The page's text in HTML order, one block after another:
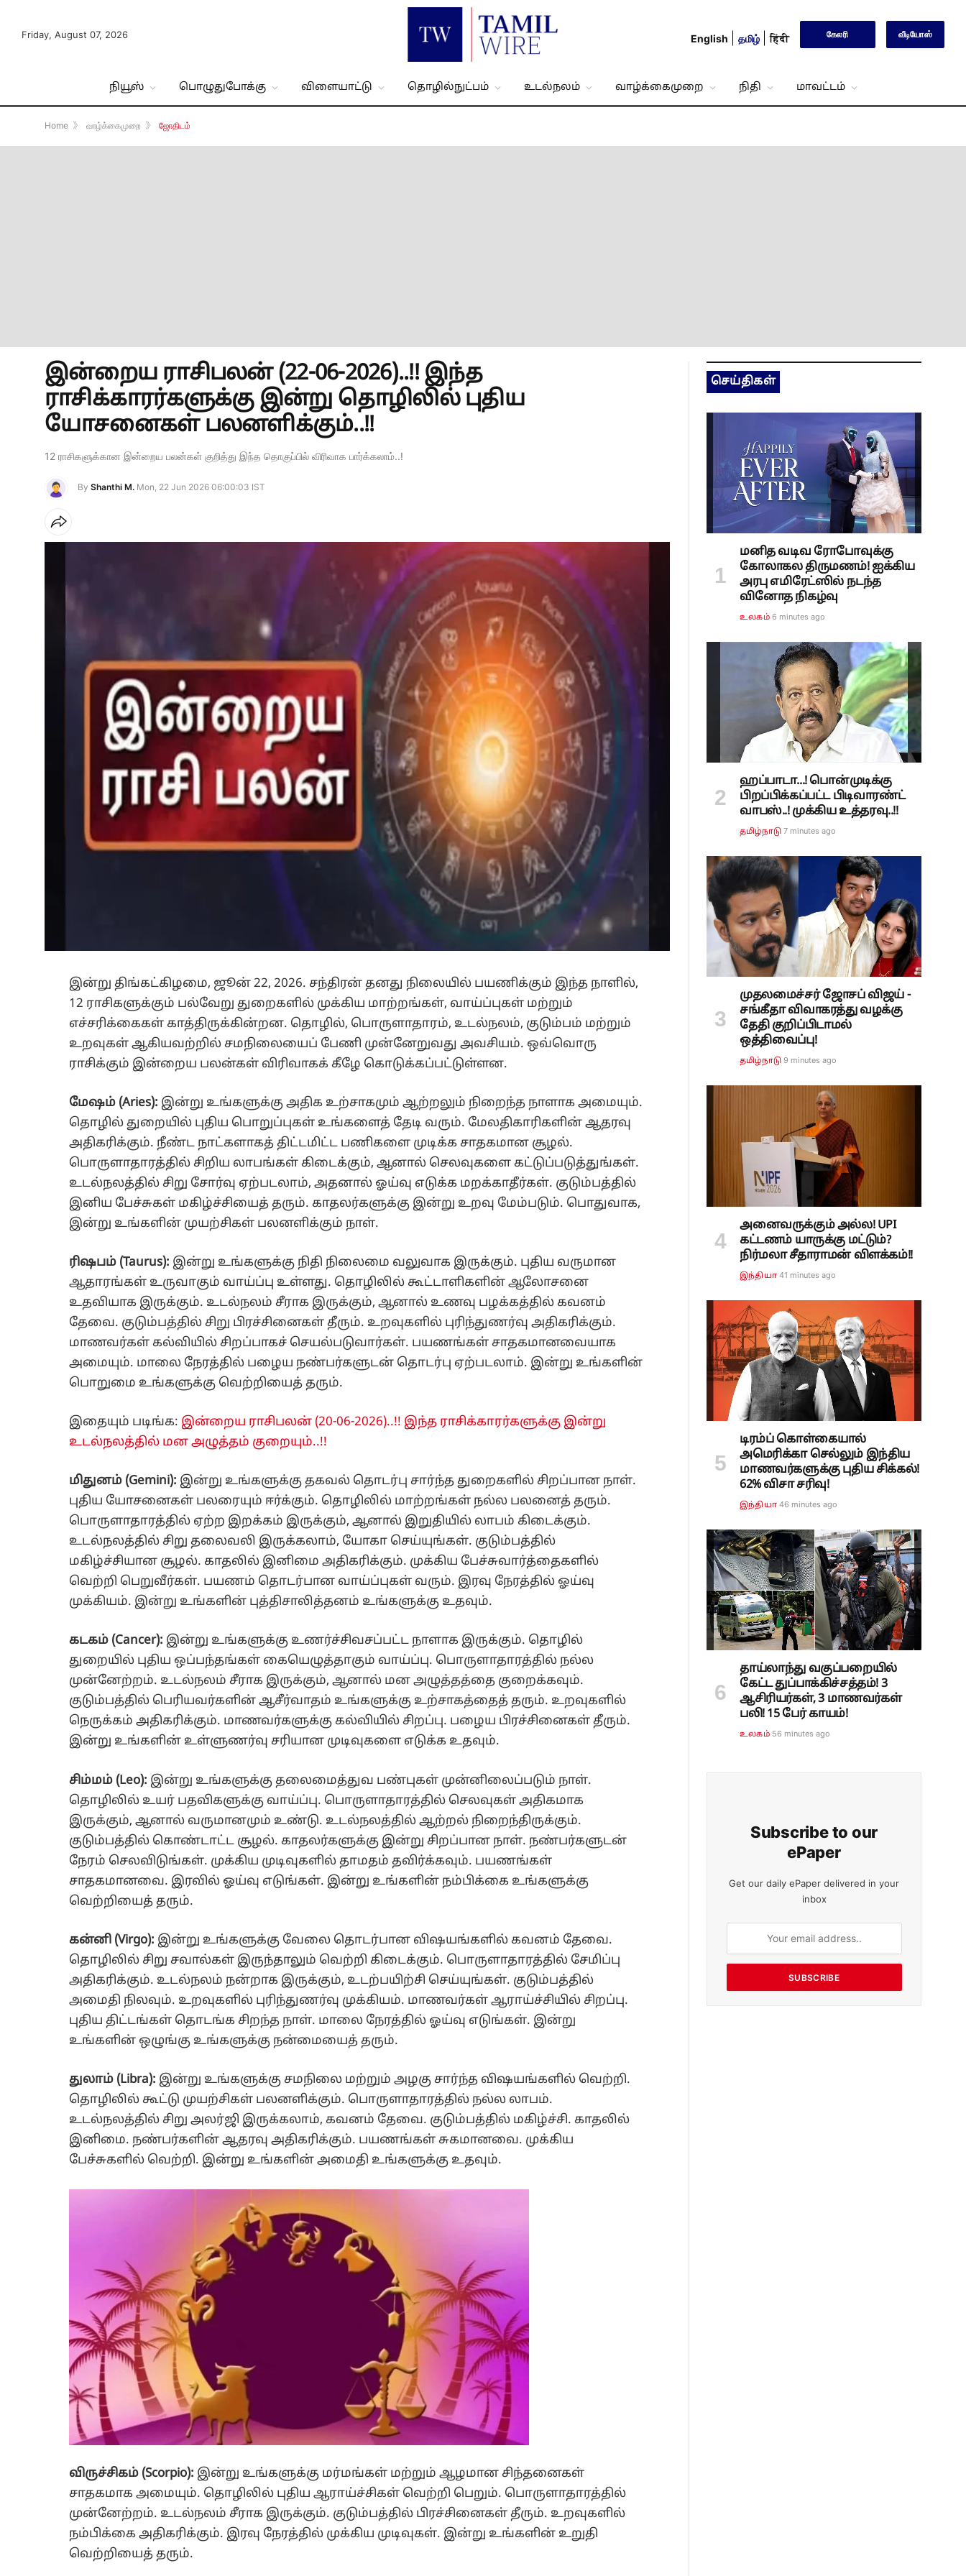
Friday, August 07, 2026 English தமிழ் हिंदी கேலரி வீடியோஸ்
நியூஸ் பொழுதுபோக்கு விளையாட்டு தொழில்நுட்பம் உடல்நலம் வாழ்க்கைமுறை நிதி மாவட்டம்
Home 》 வாழ்க்கைமுறை 》 ஜோதிடம்
இன்றைய ராசிபலன் (22-06-2026)..!! இந்த
ராசிக்காரர்களுக்கு இன்று தொழிலில் புதிய
யோசனைகள் பலனளிக்கும்..!!
12 ராசிகளுக்கான இன்றைய பலன்கள் குறித்து இந்த தொகுப்பில் விரிவாக பார்க்கலாம்..!
By Shanthi M. Mon, 22 Jun 2026 06:00:03 IST
இன்று திங்கட்கிழமை, ஜூன் 22, 2026. சந்திரன் தனது நிலையில் பயணிக்கும் இந்த நாளில்,
12 ராசிகளுக்கும் பல்வேறு துறைகளில் முக்கிய மாற்றங்கள், வாய்ப்புகள் மற்றும்
எச்சரிக்கைகள் காத்திருக்கின்றன. தொழில், பொருளாதாரம், உடல்நலம், குடும்பம் மற்றும்
உறவுகள் ஆகியவற்றில் சமநிலையைப் பேணி முன்னேறுவது அவசியம். ஒவ்வொரு
ராசிக்கும் இன்றைய பலன்கள் விரிவாகக் கீழே கொடுக்கப்பட்டுள்ளன.
மேஷம் (Aries): இன்று உங்களுக்கு அதிக உற்சாகமும் ஆற்றலும் நிறைந்த நாளாக அமையும்.
தொழில் துறையில் புதிய பொறுப்புகள் உங்களைத் தேடி வரும். மேலதிகாரிகளின் ஆதரவு
அதிகரிக்கும். நீண்ட நாட்களாகத் திட்டமிட்ட பணிகளை முடிக்க சாதகமான சூழல்.
பொருளாதாரத்தில் சிறிய லாபங்கள் கிடைக்கும், ஆனால் செலவுகளை கட்டுப்படுத்துங்கள்.
உடல்நலத்தில் சிறு சோர்வு ஏற்படலாம், அதனால் ஓய்வு எடுக்க மறக்காதீர்கள். குடும்பத்தில்
இனிய பேச்சுகள் மகிழ்ச்சியைத் தரும். காதலர்களுக்கு இன்று உறவு மேம்படும். பொதுவாக,
இன்று உங்களின் முயற்சிகள் பலனளிக்கும் நாள்.
ரிஷபம் (Taurus): இன்று உங்களுக்கு நிதி நிலைமை வலுவாக இருக்கும். புதிய வருமான
ஆதாரங்கள் உருவாகும் வாய்ப்பு உள்ளது. தொழிலில் கூட்டாளிகளின் ஆலோசனை
உதவியாக இருக்கும். உடல்நலம் சீராக இருக்கும், ஆனால் உணவு பழக்கத்தில் கவனம்
தேவை. குடும்பத்தில் சிறு பிரச்சினைகள் தீரும். உறவுகளில் புரிந்துணர்வு அதிகரிக்கும்.
மாணவர்கள் கல்வியில் சிறப்பாகச் செயல்படுவார்கள். பயணங்கள் சாதகமானவையாக
அமையும். மாலை நேரத்தில் பழைய நண்பர்களுடன் தொடர்பு ஏற்படலாம். இன்று உங்களின்
பொறுமை உங்களுக்கு வெற்றியைத் தரும்.
இதையும் படிங்க: இன்றைய ராசிபலன் (20-06-2026)..!! இந்த ராசிக்காரர்களுக்கு இன்று
உடல்நலத்தில் மன அழுத்தம் குறையும்..!!
மிதுனம் (Gemini): இன்று உங்களுக்கு தகவல் தொடர்பு சார்ந்த துறைகளில் சிறப்பான நாள்.
புதிய யோசனைகள் பலரையும் ஈர்க்கும். தொழிலில் மாற்றங்கள் நல்ல பலனைத் தரும்.
பொருளாதாரத்தில் ஏற்ற இறக்கம் இருக்கும், ஆனால் இறுதியில் லாபம் கிடைக்கும்.
உடல்நலத்தில் சிறு தலைவலி இருக்கலாம், யோகா செய்யுங்கள். குடும்பத்தில்
மகிழ்ச்சியான சூழல். காதலில் இனிமை அதிகரிக்கும். முக்கிய பேச்சுவார்த்தைகளில்
வெற்றி பெறுவீர்கள். பயணம் தொடர்பான வாய்ப்புகள் வரும். இரவு நேரத்தில் ஓய்வு
முக்கியம். இன்று உங்களின் புத்திசாலித்தனம் உங்களுக்கு உதவும்.
கடகம் (Cancer): இன்று உங்களுக்கு உணர்ச்சிவசப்பட்ட நாளாக இருக்கும். தொழில்
துறையில் புதிய ஒப்பந்தங்கள் கையெழுத்தாகும் வாய்ப்பு. பொருளாதாரத்தில் நல்ல
முன்னேற்றம். உடல்நலம் சீராக இருக்கும், ஆனால் மன அழுத்தத்தை குறைக்கவும்.
குடும்பத்தில் பெரியவர்களின் ஆசீர்வாதம் உங்களுக்கு உற்சாகத்தைத் தரும். உறவுகளில்
நெருக்கம் அதிகரிக்கும். மாணவர்களுக்கு கல்வியில் சிறப்பு. பழைய பிரச்சினைகள் தீரும்.
இன்று உங்களின் உள்ளுணர்வு சரியான முடிவுகளை எடுக்க உதவும்.
சிம்மம் (Leo): இன்று உங்களுக்கு தலைமைத்துவ பண்புகள் முன்னிலைப்படும் நாள்.
தொழிலில் உயர் பதவிகளுக்கு வாய்ப்பு. பொருளாதாரத்தில் செலவுகள் அதிகமாக
இருக்கும், ஆனால் வருமானமும் உண்டு. உடல்நலத்தில் ஆற்றல் நிறைந்திருக்கும்.
குடும்பத்தில் கொண்டாட்ட சூழல். காதலர்களுக்கு இன்று சிறப்பான நாள். நண்பர்களுடன்
நேரம் செலவிடுங்கள். முக்கிய முடிவுகளில் தாமதம் தவிர்க்கவும். பயணங்கள்
சாதகமானவை. இரவில் ஓய்வு எடுங்கள். இன்று உங்களின் நம்பிக்கை உங்களுக்கு
வெற்றியைத் தரும்.
கன்னி (Virgo): இன்று உங்களுக்கு வேலை தொடர்பான விஷயங்களில் கவனம் தேவை.
தொழிலில் சிறு சவால்கள் இருந்தாலும் வெற்றி கிடைக்கும். பொருளாதாரத்தில் சேமிப்பு
அதிகரிக்கும். உடல்நலம் நன்றாக இருக்கும், உடற்பயிற்சி செய்யுங்கள். குடும்பத்தில்
அமைதி நிலவும். உறவுகளில் புரிந்துணர்வு முக்கியம். மாணவர்கள் ஆராய்ச்சியில் சிறப்பு.
புதிய திட்டங்கள் தொடங்க சிறந்த நாள். மாலை நேரத்தில் ஓய்வு எடுங்கள். இன்று
உங்களின் ஒழுங்கு உங்களுக்கு நன்மையைத் தரும்.
துலாம் (Libra): இன்று உங்களுக்கு சமநிலை மற்றும் அழகு சார்ந்த விஷயங்களில் வெற்றி.
தொழிலில் கூட்டு முயற்சிகள் பலனளிக்கும். பொருளாதாரத்தில் நல்ல லாபம்.
உடல்நலத்தில் சிறு அலர்ஜி இருக்கலாம், கவனம் தேவை. குடும்பத்தில் மகிழ்ச்சி. காதலில்
இனிமை. நண்பர்களின் ஆதரவு அதிகரிக்கும். பயணங்கள் சுகமானவை. முக்கிய
பேச்சுகளில் வெற்றி. இன்று உங்களின் அமைதி உங்களுக்கு உதவும்.
விருச்சிகம் (Scorpio): இன்று உங்களுக்கு மர்மங்கள் மற்றும் ஆழமான சிந்தனைகள்
சாதகமாக அமையும். தொழிலில் புதிய ஆராய்ச்சிகள் வெற்றி பெறும். பொருளாதாரத்தில்
முன்னேற்றம். உடல்நலம் சீராக இருக்கும். குடும்பத்தில் பிரச்சினைகள் தீரும். உறவுகளில்
நம்பிக்கை அதிகரிக்கும். இரவு நேரத்தில் முக்கிய முடிவுகள். இன்று உங்களின் உறுதி
வெற்றியைத் தரும்.
செய்திகள்
மனித வடிவ ரோபோவுக்கு
கோலாகல திருமணம்! ஐக்கிய
அரபு எமிரேட்ஸில் நடந்த
வினோத நிகழ்வு
உலகம் 6 minutes ago
ஹப்பாடா...! பொன்முடிக்கு
பிறப்பிக்கப்பட்ட பிடிவாரண்ட்
வாபஸ்..! முக்கிய உத்தரவு..!!
தமிழ்நாடு 7 minutes ago
முதலமைச்சர் ஜோசப் விஜய் -
சங்கீதா விவாகரத்து வழக்கு
தேதி குறிப்பிடாமல்
ஒத்திவைப்பு!
தமிழ்நாடு 9 minutes ago
அனைவருக்கும் அல்ல! UPI
கட்டணம் யாருக்கு மட்டும்?
நிர்மலா சீதாராமன் விளக்கம்!!
இந்தியா 41 minutes ago
டிரம்ப் கொள்கையால்
அமெரிக்கா செல்லும் இந்திய
மாணவர்களுக்கு புதிய சிக்கல்!
62% விசா சரிவு!
இந்தியா 46 minutes ago
தாய்லாந்து வகுப்பறையில்
கேட்ட துப்பாக்கிச்சத்தம்! 3
ஆசிரியர்கள், 3 மாணவர்கள்
பலி! 15 பேர் காயம்!
உலகம் 56 minutes ago
Subscribe to our
ePaper
Get our daily ePaper delivered in your
inbox
SUBSCRIBE